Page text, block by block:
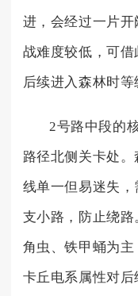
进，会经过一片
战难度较低，可
后续进入森林时等
2号路中段的
路径北侧关卡处
线单一但易迷失
支小路，防止绕
角虫、铁甲蛹为
卡丘电系属性对